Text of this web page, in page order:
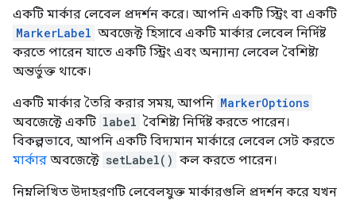
একটি মার্কার লেবেল প্রদর্শন করে। আপনি একটি স্ট্রিং বা একটি
MarkerLabel অবজেক্ট হিসাবে একটি মার্কার লেবেল নির্দিষ্ট
করতে পারেন যাতে একটি স্ট্রিং এবং অন্যান্য লেবেল বৈশিষ্ট্য
অন্তর্ভুক্ত থাকে।
একটি মার্কার তৈরি করার সময়, আপনি MarkerOptions
অবজেক্টে একটি label বৈশিষ্ট্য নির্দিষ্ট করতে পারেন।
বিকল্পভাবে, আপনি একটি বিদ্যমান মার্কারে লেবেল সেট করতে
মার্কার অবজেক্টে setLabel() কল করতে পারেন।
নিম্নলিখিত উদাহরণটি লেবেলযুক্ত মার্কারগুলি প্রদর্শন করে যখন